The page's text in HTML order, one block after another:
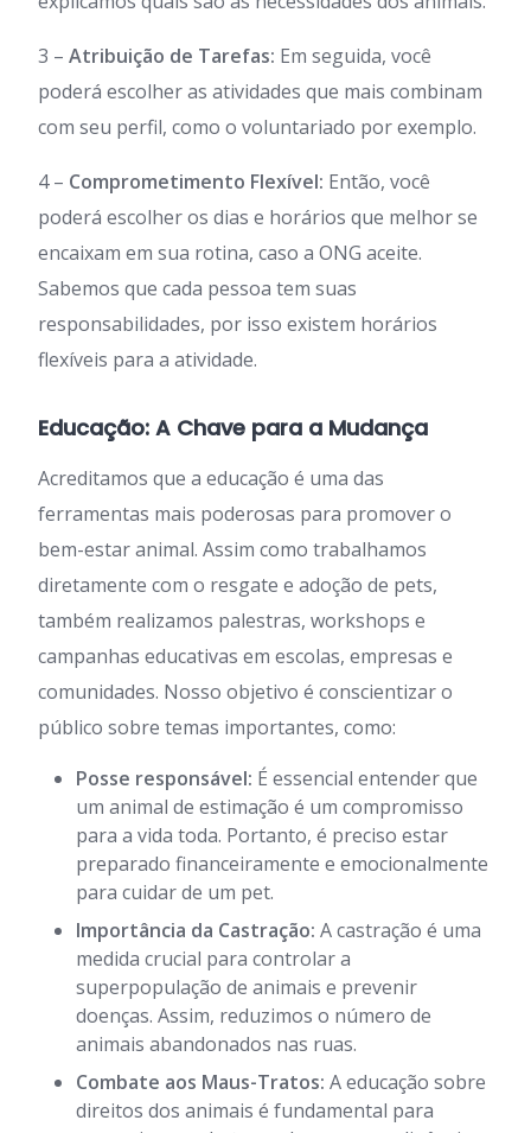
3 – Atribuição de Tarefas: Em seguida, você
poderá escolher as atividades que mais combinam
com seu perfil, como o voluntariado por exemplo.
4 – Comprometimento Flexível: Então, você
poderá escolher os dias e horários que melhor se
encaixam em sua rotina, caso a ONG aceite.
Sabemos que cada pessoa tem suas
responsabilidades, por isso existem horários
flexíveis para a atividade.
Educação: A Chave para a Mudança
Acreditamos que a educação é uma das
ferramentas mais poderosas para promover o
bem-estar animal. Assim como trabalhamos
diretamente com o resgate e adoção de pets,
também realizamos palestras, workshops e
campanhas educativas em escolas, empresas e
comunidades. Nosso objetivo é conscientizar o
público sobre temas importantes, como:
Posse responsável: É essencial entender que
um animal de estimação é um compromisso
para a vida toda. Portanto, é preciso estar
preparado financeiramente e emocionalmente
para cuidar de um pet.
Importância da Castração: A castração é uma
medida crucial para controlar a
superpopulação de animais e prevenir
doenças. Assim, reduzimos o número de
animais abandonados nas ruas.
Combate aos Maus-Tratos: A educação sobre
direitos dos animais é fundamental para